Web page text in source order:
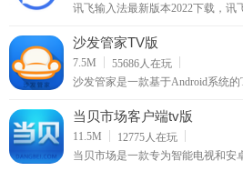
讯飞输入法最新版本2022下载，讯
很给力啊，有木有！讯飞输入法
有用就来下载试用一下吧。
沙发管家TV版
7.5M 55686人在玩
沙发管家是一款基于Android系统
子应用商店，为用户提供各类最适
和游戏。我们的宗旨就是让每个使
控器，就像操作传统电视一样的简
当贝市场客户端tv版
11.5M 12775人在玩
当贝市场是一款专为智能电视和安